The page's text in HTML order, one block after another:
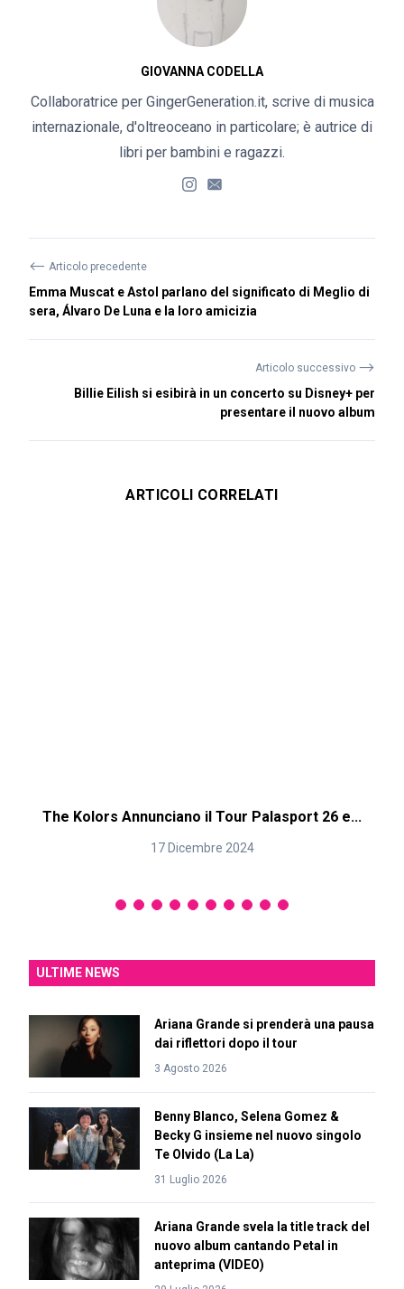
GIOVANNA CODELLA
Collaboratrice per GingerGeneration.it, scrive di musica
internazionale, d'oltreoceano in particolare; è autrice di
libri per bambini e ragazzi.
⟵ Articolo precedente
Emma Muscat e Astol parlano del significato di Meglio di
sera, Álvaro De Luna e la loro amicizia
Articolo successivo ⟶
Billie Eilish si esibirà in un concerto su Disney+ per
presentare il nuovo album
ARTICOLI CORRELATI
The Kolors Annunciano il Tour Palasport 26 e...
17 Dicembre 2024
ULTIME NEWS
Ariana Grande si prenderà una pausa
dai riflettori dopo il tour
3 Agosto 2026
Benny Blanco, Selena Gomez &
Becky G insieme nel nuovo singolo
Te Olvido (La La)
31 Luglio 2026
Ariana Grande svela la title track del
nuovo album cantando Petal in
anteprima (VIDEO)